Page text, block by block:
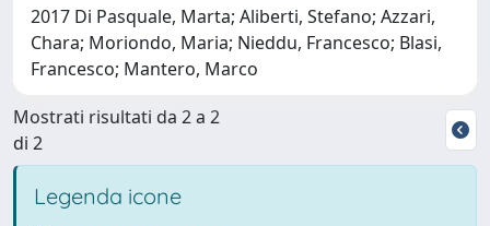
2017 Di Pasquale, Marta; Aliberti, Stefano; Azzari,
Chara; Moriondo, Maria; Nieddu, Francesco; Blasi,
Francesco; Mantero, Marco
Mostrati risultati da 2 a 2
di 2
Legenda icone